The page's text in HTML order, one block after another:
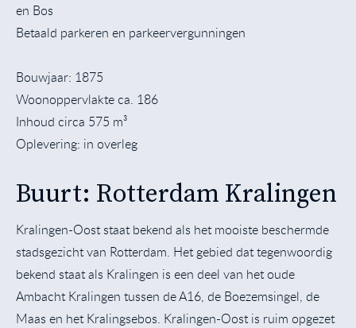
en Bos
Betaald parkeren en parkeervergunningen
Bouwjaar: 1875
Woonoppervlakte ca. 186
Inhoud circa 575 m³
Oplevering: in overleg
Buurt: Rotterdam Kralingen
Kralingen-Oost staat bekend als het mooiste beschermde
stadsgezicht van Rotterdam. Het gebied dat tegenwoordig
bekend staat als Kralingen is een deel van het oude
Ambacht Kralingen tussen de A16, de Boezemsingel, de
Maas en het Kralingsebos. Kralingen-Oost is ruim opgezet